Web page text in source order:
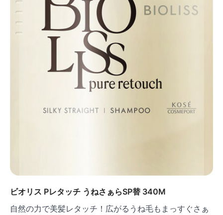
ビオリス Pレタッチ うねさぁらSP替 340M
自然の力で美髪レタッチ！広がるうね毛もまっすぐさぁ